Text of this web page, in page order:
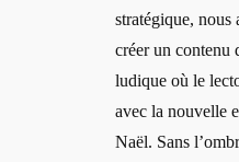
stratégique, nous
créer un contenu
ludique où le
avec la nouvelle
Naël. Sans